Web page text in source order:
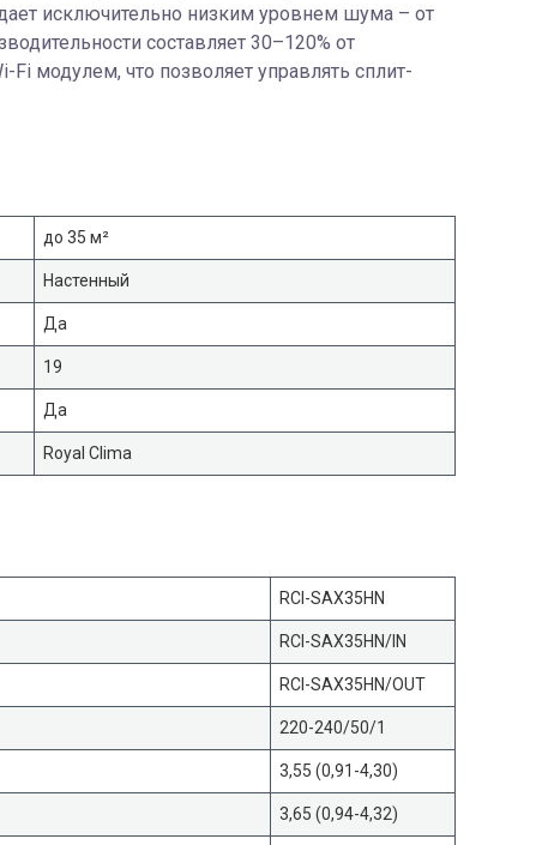
исключительно низким уровнем шума – от
составляет 30–120% от
модулем, что позволяет управлять сплит-
до 35 м²
Настенный
Да
19
Да
Royal Clima
RCI-SAX35HN
RCI-SAX35HN/IN
RCI-SAX35HN/OUT
220-240/50/1
3,55 (0,91-4,30)
3,65 (0,94-4,32)